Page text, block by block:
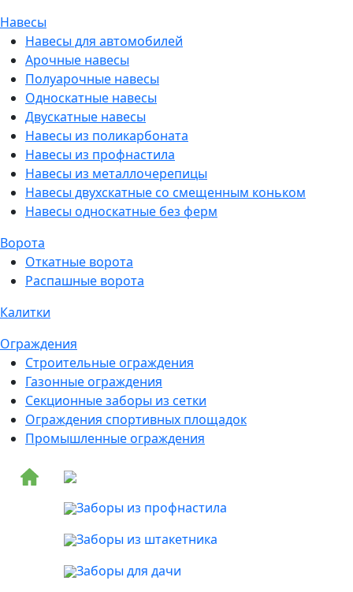
Навесы
Навесы для автомобилей
Арочные навесы
Полуарочные навесы
Односкатные навесы
Двускатные навесы
Навесы из поликарбоната
Навесы из профнастила
Навесы из металлочерепицы
Навесы двухскатные со смещенным коньком
Навесы односкатные без ферм
Ворота
Откатные ворота
Распашные ворота
Калитки
Ограждения
Строительные ограждения
Газонные ограждения
Секционные заборы из сетки
Ограждения спортивных площадок
Промышленные ограждения
Заборы из профнастила
Заборы из штакетника
Заборы для дачи